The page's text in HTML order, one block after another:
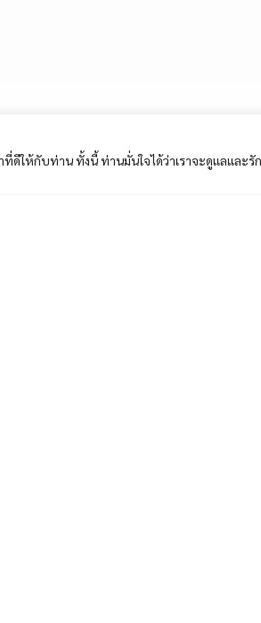
ให้กับท่าน ทั้งนี้ ท่านมั่นใจได้ว่าเราจะดูแลและ